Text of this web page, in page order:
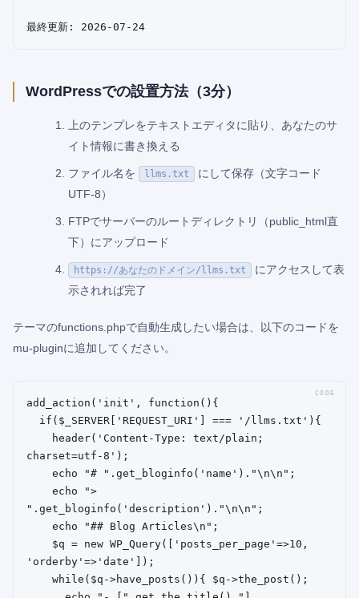
WordPressでの設置方法（3分）
上のテンプレをテキストエディタに貼り、あなたのサ
イト情報に書き換える
ファイル名を llms.txt
にして保存（文字コード
UTF-8）
FTPでサーバーのルートディレクトリ（public_html直
下）にアップロード
https://あなたのドメイン/llms.txt
にアクセスして表
示されれば完了
テーマのfunctions.phpで自動生成したい場合は、以下のコードを
mu-pluginに追加してください。
add_action('init', function(){
charset=utf-8');
".get_bloginfo('description')."\n\n";
'orderby'=>'date']);